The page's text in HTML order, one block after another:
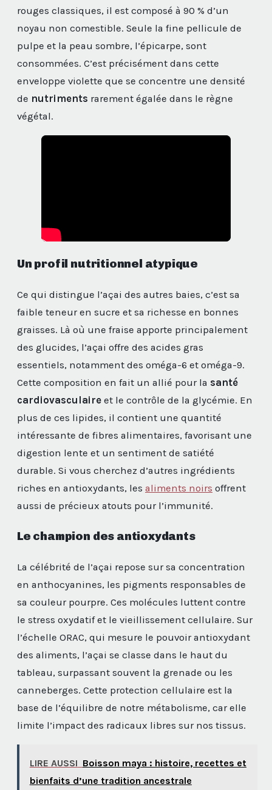
rouges classiques, il est composé à 90 % d’un
noyau non comestible. Seule la fine pellicule de
pulpe et la peau sombre, l’épicarpe, sont
consommées. C’est précisément dans cette
enveloppe violette que se concentre une densité
de nutriments rarement égalée dans le règne
végétal.
Un profil nutritionnel atypique
Ce qui distingue l’açai des autres baies, c’est sa
faible teneur en sucre et sa richesse en bonnes
graisses. Là où une fraise apporte principalement
des glucides, l’açai offre des acides gras
essentiels, notamment des oméga-6 et oméga-9.
Cette composition en fait un allié pour la santé
cardiovasculaire et le contrôle de la glycémie. En
plus de ces lipides, il contient une quantité
intéressante de fibres alimentaires, favorisant une
digestion lente et un sentiment de satiété
durable. Si vous cherchez d’autres ingrédients
riches en antioxydants, les aliments noirs offrent
aussi de précieux atouts pour l’immunité.
Le champion des antioxydants
La célébrité de l’açai repose sur sa concentration
en anthocyanines, les pigments responsables de
sa couleur pourpre. Ces molécules luttent contre
le stress oxydatif et le vieillissement cellulaire. Sur
l’échelle ORAC, qui mesure le pouvoir antioxydant
des aliments, l’açai se classe dans le haut du
tableau, surpassant souvent la grenade ou les
canneberges. Cette protection cellulaire est la
base de l’équilibre de notre métabolisme, car elle
limite l’impact des radicaux libres sur nos tissus.
LIRE AUSSI Boisson maya : histoire, recettes et
bienfaits d’une tradition ancestrale